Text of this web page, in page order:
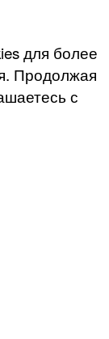
для более
Продолжая
с